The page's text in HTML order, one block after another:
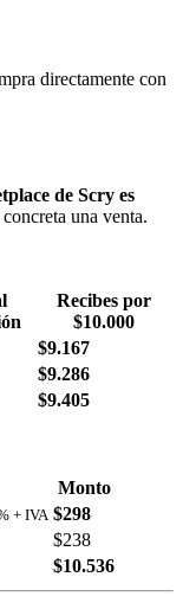
directamente con
de Scry es
una venta.
Recibes por
$10.000
$9.167
$9.286
$9.405
Monto
+ IVA $298
$238
$10.536